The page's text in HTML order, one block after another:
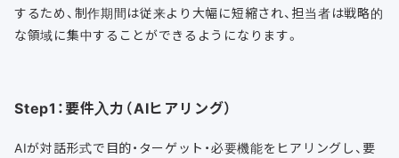
するため、制作期間は従来より大幅に短縮され、担当者は戦略的
な領域に集中することができるようになります。
Step1：要件入力（AIヒアリング）
AIが対話形式で目的・ターゲット・必要機能をヒアリングし、要